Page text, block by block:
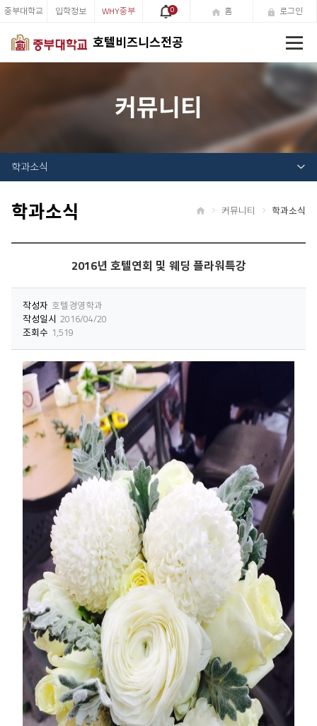
호텔비즈니스전공
뉴
중부대학교 입학정보 WHY중부 0 홈 로그인
커뮤니티
학과소식
학과소식 커뮤니티 학과소식
2016년 호텔연회 및 웨딩 플라워특강
작성자 호텔경영학과
작성일시 2016/04/20
조회수 1,519